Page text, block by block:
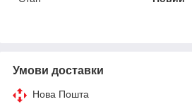
Умови доставки
Нова Пошта